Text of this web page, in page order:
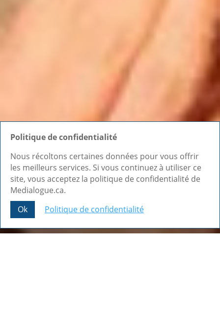
Politique de confidentialité
Nous récoltons certaines données pour vous offrir
les meilleurs services. Si vous continuez à utiliser ce
site, vous acceptez la politique de confidentialité de
Medialogue.ca.
Ok
Politique de confidentialité